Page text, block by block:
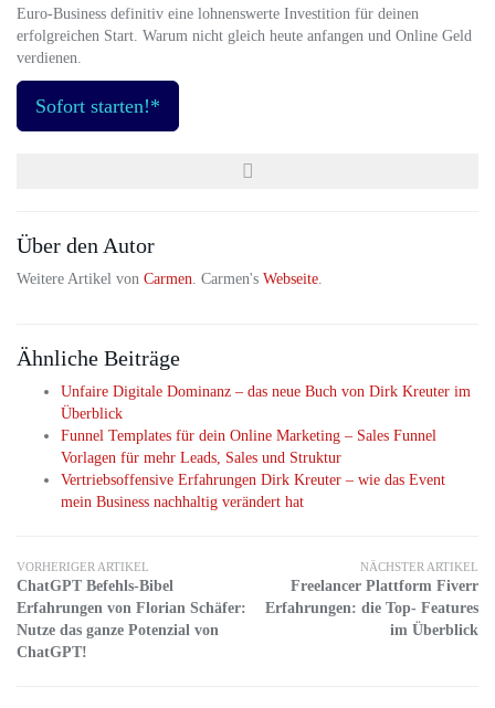
Euro-Business definitiv eine lohnenswerte Investition für deinen
erfolgreichen Start. Warum nicht gleich heute anfangen und Online Geld
verdienen.
Sofort starten!*
Über den Autor
Weitere Artikel von Carmen. Carmen's Webseite.
Ähnliche Beiträge
Unfaire Digitale Dominanz – das neue Buch von Dirk Kreuter im
Überblick
Funnel Templates für dein Online Marketing – Sales Funnel
Vorlagen für mehr Leads, Sales und Struktur
Vertriebsoffensive Erfahrungen Dirk Kreuter – wie das Event
mein Business nachhaltig verändert hat
VORHERIGER ARTIKEL
ChatGPT Befehls-Bibel
Erfahrungen von Florian Schäfer:
Nutze das ganze Potenzial von
ChatGPT!
NÄCHSTER ARTIKEL
Freelancer Plattform Fiverr
Erfahrungen: die Top- Features
im Überblick